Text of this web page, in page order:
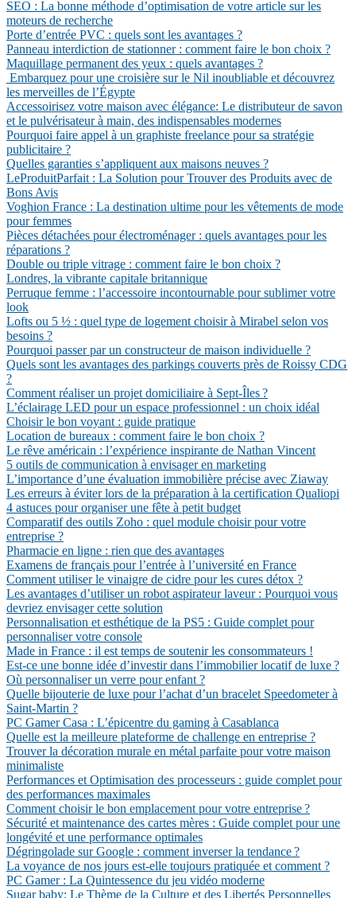
SEO : La bonne méthode d’optimisation de votre article sur les
moteurs de recherche
Porte d’entrée PVC : quels sont les avantages ?
Panneau interdiction de stationner : comment faire le bon choix ?
Maquillage permanent des yeux : quels avantages ?
Embarquez pour une croisière sur le Nil inoubliable et découvrez
les merveilles de l’Égypte
Accessoirisez votre maison avec élégance: Le distributeur de savon
et le pulvérisateur à main, des indispensables modernes
Pourquoi faire appel à un graphiste freelance pour sa stratégie
publicitaire ?
Quelles garanties s’appliquent aux maisons neuves ?
LeProduitParfait : La Solution pour Trouver des Produits avec de
Bons Avis
Voghion France : La destination ultime pour les vêtements de mode
pour femmes
Pièces détachées pour électroménager : quels avantages pour les
réparations ?
Double ou triple vitrage : comment faire le bon choix ?
Londres, la vibrante capitale britannique
Perruque femme : l’accessoire incontournable pour sublimer votre
look
Lofts ou 5 ½ : quel type de logement choisir à Mirabel selon vos
besoins ?
Pourquoi passer par un constructeur de maison individuelle ?
Quels sont les avantages des parkings couverts près de Roissy CDG
?
Comment réaliser un projet domiciliaire à Sept-Îles ?
L’éclairage LED pour un espace professionnel : un choix idéal
Choisir le bon voyant : guide pratique
Location de bureaux : comment faire le bon choix ?
Le rêve américain : l’expérience inspirante de Nathan Vincent
5 outils de communication à envisager en marketing
L’importance d’une évaluation immobilière précise avec Ziaway
Les erreurs à éviter lors de la préparation à la certification Qualiopi
4 astuces pour organiser une fête à petit budget
Comparatif des outils Zoho : quel module choisir pour votre
entreprise ?
Pharmacie en ligne : rien que des avantages
Examens de français pour l’entrée à l’université en France
Comment utiliser le vinaigre de cidre pour les cures détox ?
Les avantages d’utiliser un robot aspirateur laveur : Pourquoi vous
devriez envisager cette solution
Personnalisation et esthétique de la PS5 : Guide complet pour
personnaliser votre console
Made in France : il est temps de soutenir les consommateurs !
Est-ce une bonne idée d’investir dans l’immobilier locatif de luxe ?
Où personnaliser un verre pour enfant ?
Quelle bijouterie de luxe pour l’achat d’un bracelet Speedometer à
Saint-Martin ?
PC Gamer Casa : L’épicentre du gaming à Casablanca
Quelle est la meilleure plateforme de challenge en entreprise ?
Trouver la décoration murale en métal parfaite pour votre maison
minimaliste
Performances et Optimisation des processeurs : guide complet pour
des performances maximales
Comment choisir le bon emplacement pour votre entreprise ?
Sécurité et maintenance des cartes mères : Guide complet pour une
longévité et une performance optimales
Dégringolade sur Google : comment inverser la tendance ?
La voyance de nos jours est-elle toujours pratiquée et comment ?
PC Gamer : La Quintessence du jeu vidéo moderne
Sugar baby: Le Thème de la Culture et des Libertés Personnelles